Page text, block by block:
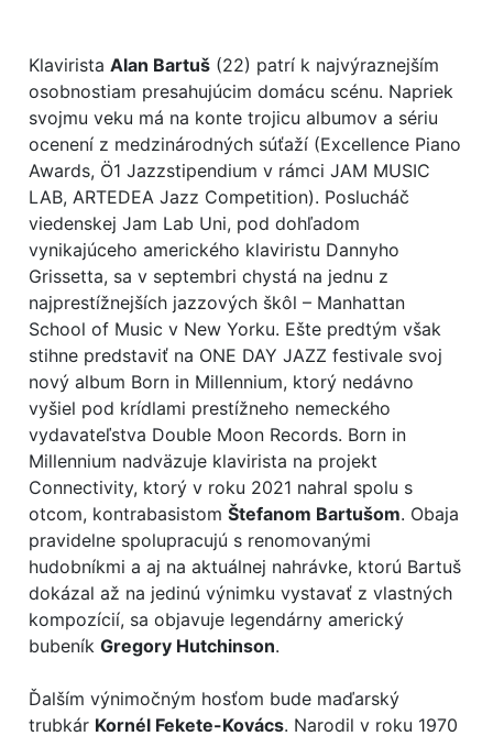
Klavirista Alan Bartuš (22) patrí k najvýraznejším
osobnostiam presahujúcim domácu scénu. Napriek
svojmu veku má na konte trojicu albumov a sériu
ocenení z medzinárodných súťaží (Excellence Piano
Awards, Ö1 Jazzstipendium v rámci JAM MUSIC
LAB, ARTEDEA Jazz Competition). Poslucháč
viedenskej Jam Lab Uni, pod dohľadom
vynikajúceho amerického klaviristu Dannyho
Grissetta, sa v septembri chystá na jednu z
najprestížnejších jazzových škôl – Manhattan
School of Music v New Yorku. Ešte predtým však
stihne predstaviť na ONE DAY JAZZ festivale svoj
nový album Born in Millennium, ktorý nedávno
vyšiel pod krídlami prestížneho nemeckého
vydavateľstva Double Moon Records. Born in
Millennium nadväzuje klavirista na projekt
Connectivity, ktorý v roku 2021 nahral spolu s
otcom, kontrabasistom Štefanom Bartušom. Obaja
pravidelne spolupracujú s renomovanými
hudobníkmi a aj na aktuálnej nahrávke, ktorú Bartuš
dokázal až na jedinú výnimku vystavať z vlastných
kompozícií, sa objavuje legendárny americký
bubeník Gregory Hutchinson.
Ďalším výnimočným hosťom bude maďarský
trubkár Kornél Fekete-Kovács. Narodil v roku 1970